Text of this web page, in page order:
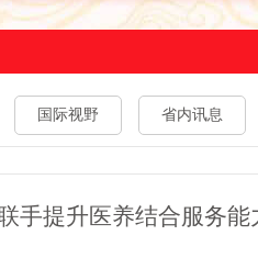
国际视野 省内讯息
手提升医养结合服务能